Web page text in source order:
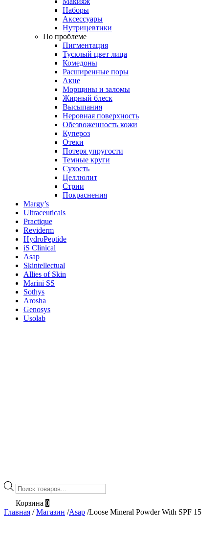
Наборы
Аксессуары
Нутрицевтики
По проблеме
Пигментация
Тусклый цвет лица
Комедоны
Расширенные поры
Акне
Морщины и заломы
Жирный блеск
Высыпания
Неровная поверхность
Обезвоженность кожи
Купероз
Отеки
Потеря упругости
Темные круги
Сухость
Целлюлит
Стрии
Покраснения
Margy’s
Ultraceuticals
Practique
Reviderm
HydroPeptide
iS Clinical
Asap
Skintellectual
Allies of Skin
Marini SS
Sothys
Arosha
Genosys
Usolab
Поиск
товаров
Корзина 0
Главная / Магазин /Asap /Loose Mineral Powder With SPF 15